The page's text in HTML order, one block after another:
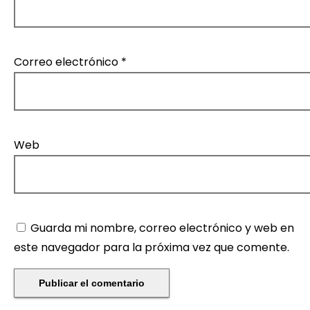
Correo electrónico *
Web
Guarda mi nombre, correo electrónico y web en
este navegador para la próxima vez que comente.